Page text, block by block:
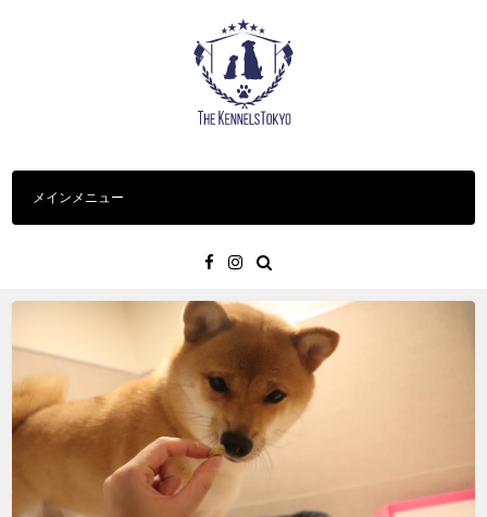
ス
ッ
メインメニュー
FacebookInstagram